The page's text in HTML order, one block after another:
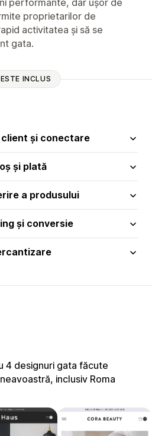
proprietarilor de
activitatea și să se
gata.
INCLUS
și conectare
și plată
a produsului
și conversie
4 designuri gata făcute
inclusiv Roma